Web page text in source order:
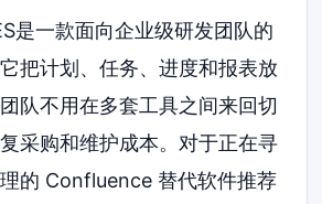
是一款面向企业级研发团队的
把计划、任务、进度和报表放
队不用在多套工具之间来回切
采购和维护成本。对于正在寻
的 Confluence 替代软件推荐